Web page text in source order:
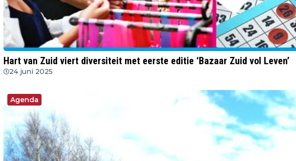
Hart van Zuid viert diversiteit met eerste editie ‘Bazaar Zuid vol Leven’
24 juni 2025
Agenda